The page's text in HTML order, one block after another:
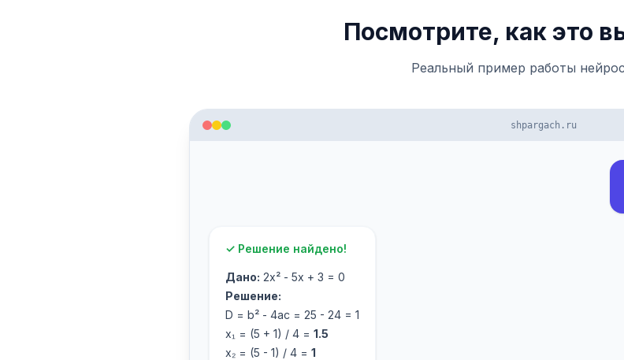
Посмотрите, как это
Реальный пример работы
shpargach.ru
✓ Решение найдено!
Дано: 2x² - 5x + 3 = 0
Решение:
D = b² - 4ac = 25 - 24 = 1
x₁ = (5 + 1) / 4 = 1.5
x₂ = (5 - 1) / 4 = 1